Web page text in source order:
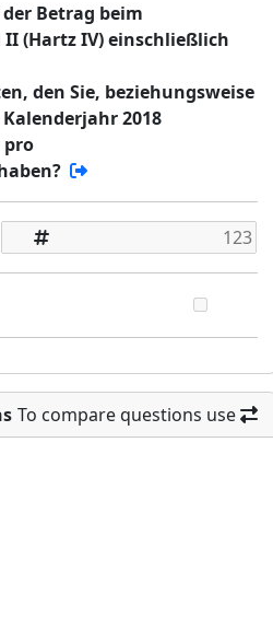
Betrag beim
(Hartz IV) einschließlich
den Sie, beziehungsweise
2018
To compare questions use